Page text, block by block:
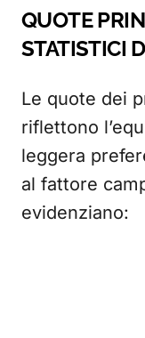
QUOTE
STATISTICI
Le quote dei
riflettono
leggera
al fattore
evidenziano: